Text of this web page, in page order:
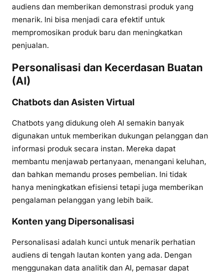
audiens dan memberikan demonstrasi produk yang
menarik. Ini bisa menjadi cara efektif untuk
mempromosikan produk baru dan meningkatkan
penjualan.
Personalisasi dan Kecerdasan Buatan
(AI)
Chatbots dan Asisten Virtual
Chatbots yang didukung oleh AI semakin banyak
digunakan untuk memberikan dukungan pelanggan dan
informasi produk secara instan. Mereka dapat
membantu menjawab pertanyaan, menangani keluhan,
dan bahkan memandu proses pembelian. Ini tidak
hanya meningkatkan efisiensi tetapi juga memberikan
pengalaman pelanggan yang lebih baik.
Konten yang Dipersonalisasi
Personalisasi adalah kunci untuk menarik perhatian
audiens di tengah lautan konten yang ada. Dengan
menggunakan data analitik dan AI, pemasar dapat